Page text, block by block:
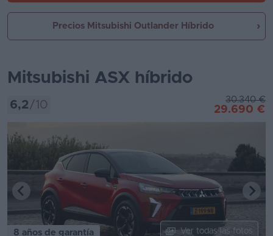
Precios Mitsubishi Outlander Híbrido
Mitsubishi ASX híbrido
6,2 /10 30.340 €
29.690 €
8 años de garantía Ver todas las fotos